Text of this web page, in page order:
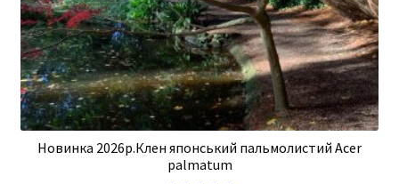
Новинка 2026р.Клен японський пальмолистий Acer
palmatum